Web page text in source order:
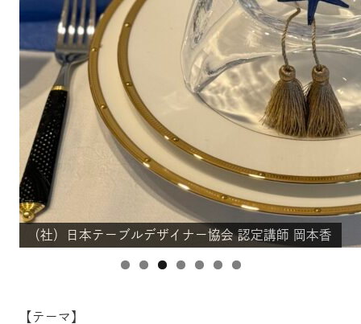
（社）日本テーブルデザイナー協会 認定講師 岡本香
（社）日本テーブルデザイナー協会 認定講師 岡本香
（社）日本テーブルデザイナー協会 認定講師 岡本香
（社）日本テーブルデザイナー協会 認定講師 岡本香
（社）日本テーブルデザイナー協会 認定講師 岡本香
（社）日本テーブルデザイナー協会 認定講師 岡本香
（社）日本テーブルデザイナー協会 認定講師 岡本香
【テーマ】